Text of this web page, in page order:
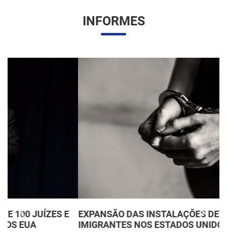
INFORMES
EXPANSÃO DAS INSTALAÇÕES DE DETENÇÃO DE
IMIGRANTES NOS ESTADOS UNIDOS
Anterior